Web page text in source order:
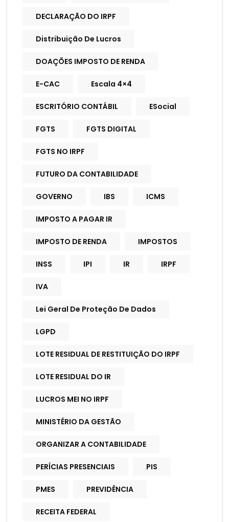
DECLARAÇÃO DO IRPF
Distribuição De Lucros
DOAÇÕES IMPOSTO DE RENDA
E-CAC Escala 4×4
ESCRITÓRIO CONTÁBIL ESocial
FGTS FGTS DIGITAL
FGTS NO IRPF
FUTURO DA CONTABILIDADE
GOVERNO IBS ICMS
IMPOSTO A PAGAR IR
IMPOSTO DE RENDA IMPOSTOS
INSS IPI IR IRPF
IVA
Lei Geral De Proteção De Dados
LGPD
LOTE RESIDUAL DE RESTITUIÇÃO DO IRPF
LOTE RESIDUAL DO IR
LUCROS MEI NO IRPF
MINISTÉRIO DA GESTÃO
ORGANIZAR A CONTABILIDADE
PERÍCIAS PRESENCIAIS PIS
PMES PREVIDÊNCIA
RECEITA FEDERAL